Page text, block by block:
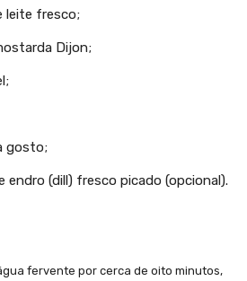
leite fresco;
Dijon;
gosto;
endro (dill) fresco picado (opcional).
fervente por cerca de oito minutos,